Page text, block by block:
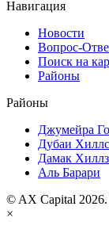
Навигация
Новости
Вопрос-
Поиск на
Районы
Районы
Джумейра
Дубаи
Дамак
Аль Барари
© AX Capital
×